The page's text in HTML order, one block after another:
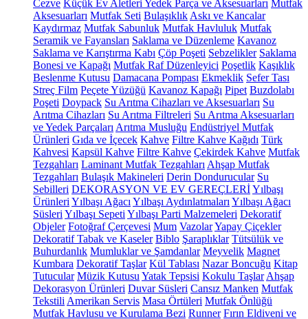
Cezve Küçük Ev Aletleri Yedek Parça ve Aksesuarları Mutfak
Aksesuarları Mutfak Seti Bulaşıklık Askı ve Kancalar
Kaydırmaz Mutfak Sabunluk Mutfak Havluluk Mutfak
Seramik ve Fayansları Saklama ve Düzenleme Kavanoz
Saklama ve Karıştırma Kabı Çöp Poşeti Sebzelikler Saklama
Bonesi ve Kapağı Mutfak Raf Düzenleyici Poşetlik Kaşıklık
Beslenme Kutusu Damacana Pompası Ekmeklik Sefer Tası
Streç Film Peçete Yüzüğü Kavanoz Kapağı Pipet Buzdolabı
Poşeti Doypack Su Arıtma Cihazları ve Aksesuarları Su
Arıtma Cihazları Su Arıtma Filtreleri Su Arıtma Aksesuarları
ve Yedek Parçaları Arıtma Musluğu Endüstriyel Mutfak
Ürünleri Gıda ve İçecek Kahve Filtre Kahve Kağıdı Türk
Kahvesi Kapsül Kahve Filtre Kahve Çekirdek Kahve Mutfak
Tezgahları Laminant Mutfak Tezgahları Ahşap Mutfak
Tezgahları Bulaşık Makineleri Derin Dondurucular Su
Sebilleri DEKORASYON VE EV GEREÇLERİYılbaşı
Ürünleri Yılbaşı Ağacı Yılbaşı Aydınlatmaları Yılbaşı Ağacı
Süsleri Yılbaşı Sepeti Yılbaşı Parti Malzemeleri Dekoratif
Objeler Fotoğraf Çerçevesi Mum VazolarYapay Çiçekler
Dekoratif Tabak ve Kaseler Biblo Şaraplıklar Tütsülük ve
Buhurdanlık Mumluklar ve Şamdanlar Meyvelik Magnet
Kumbara Dekoratif Taşlar Kül Tablası Nazar Boncuğu Kitap
Tutucular Müzik Kutusu Yatak Tepsisi Kokulu Taşlar Ahşap
Dekorasyon Ürünleri Duvar Süsleri Cansız Manken Mutfak
Tekstili Amerikan Servis Masa Örtüleri Mutfak Önlüğü
Mutfak Havlusu ve Kurulama Bezi Runner Fırın Eldiveni ve